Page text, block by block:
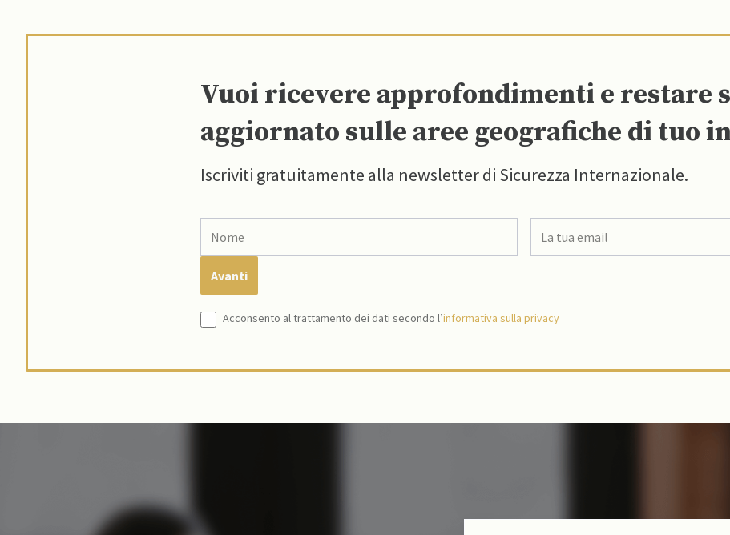
Vuoi ricevere approfondimenti e restare
aggiornato sulle aree geografiche di tuo
Iscriviti gratuitamente alla newsletter di Sicurezza Internazionale.
Acconsento al trattamento dei dati secondo l’informativa sulla privacy